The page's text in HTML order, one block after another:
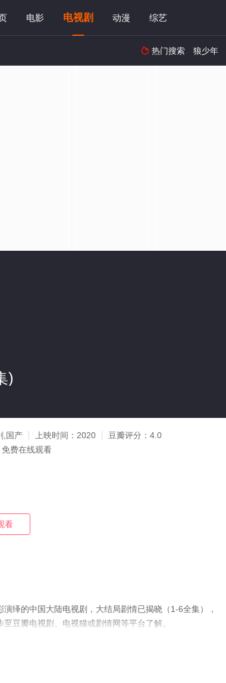
电影 电视剧 动漫 综艺
 热门搜索 狼少年
)
,国产 上映时间： 2020 豆瓣评分： 4.0
免费在线观看
看
绎的中国大陆电视剧，大结局剧情已揭晓（1-6全集），
豆瓣电视剧、电视猫或剧情网等平台了解。